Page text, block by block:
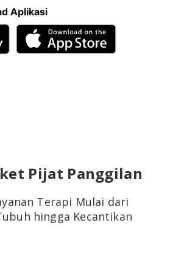
Aplikasi
Pijat Panggilan
Terapi Mulai dari
hingga Kecantikan